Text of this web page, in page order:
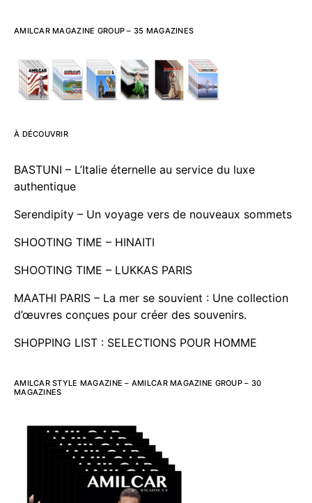
AMILCAR MAGAZINE GROUP – 35 MAGAZINES
À DÉCOUVRIR
BASTUNI – L’Italie éternelle au service du luxe
authentique
Serendipity – Un voyage vers de nouveaux sommets
SHOOTING TIME – HINAITI
SHOOTING TIME – LUKKAS PARIS
MAATHI PARIS – La mer se souvient : Une collection
d’œuvres conçues pour créer des souvenirs.
SHOPPING LIST : SELECTIONS POUR HOMME
AMILCAR STYLE MAGAZINE – AMILCAR MAGAZINE GROUP – 30
MAGAZINES